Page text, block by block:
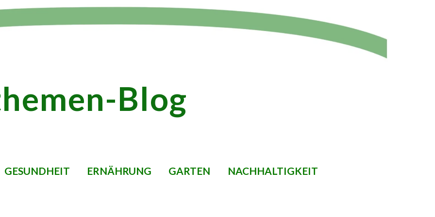
Blog
GESUNDHEIT ERNÄHRUNG GARTEN NACHHALTIGKEIT